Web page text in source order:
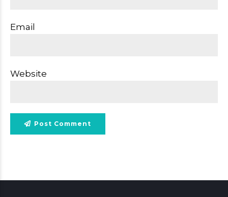
Email
Website
Post Comment